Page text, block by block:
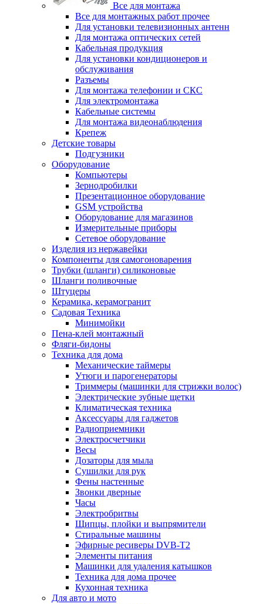
Все для монтажа
Все для монтажных работ прочее
Для установки телевизионных антенн
Для монтажа оптических сетей
Кабельная продукция
Для установки кондиционеров и
обслуживания
Разъемы
Для монтажа телефонии и СКС
Для электромонтажа
Кабельные системы
Для монтажа видеонаблюдения
Крепеж
Детские товары
Подгузники
Оборудование
Компьютеры
Зернодробилки
Презентационное оборудование
GSM устройства
Оборудование для магазинов
Измерительные приборы
Сетевое оборудование
Изделия из нержавейки
Компоненты для самогоноварения
Трубки (шланги) силиконовые
Шланги поливочные
Штуцеры
Керамика, керамогранит
Садовая Техника
Минимойки
Пена-клей монтажный
Фляги-бидоны
Техника для дома
Механические таймеры
Утюги и парогенераторы
Триммеры (машинки для стрижки волос)
Электрические зубные щетки
Климатическая техника
Аксессуары для гаджетов
Радиоприемники
Электросчетчики
Весы
Дозаторы для мыла
Сушилки для рук
Фены настенные
Звонки дверные
Часы
Электробритвы
Щипцы, плойки и выпрямители
Стиральные машины
Эфирные ресиверы DVB-T2
Элементы питания
Машинки для удаления катышков
Техника для дома прочее
Кухонная техника
Для авто и мото